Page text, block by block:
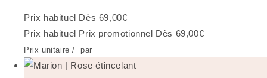
Prix habituel Dès 69,00€
Prix habituel Prix promotionnel Dès 69,00€
Prix unitaire / par